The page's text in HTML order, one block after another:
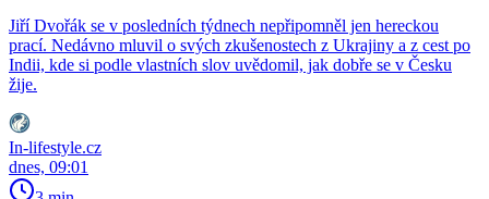
Jiří Dvořák se v posledních týdnech nepřipomněl jen hereckou
prací. Nedávno mluvil o svých zkušenostech z Ukrajiny a z cest po
Indii, kde si podle vlastních slov uvědomil, jak dobře se v Česku
žije.
In-lifestyle.cz
dnes, 09:01